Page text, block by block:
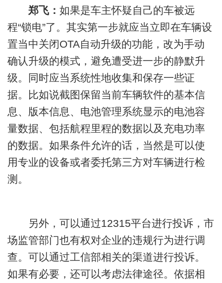
郑飞： 如果是车主怀疑自己的车被远
程“锁电”了。其实第一步就应当立即在车辆设
置当中关闭OTA自动升级的功能，改为手动
确认升级的模式，避免遭受进一步的静默升
级。同时应当系统性地收集和保存一些证
据。比如说截图保留当前车辆软件的基本信
息、版本信息、电池管理系统显示的电池容
量数据、包括航程里程的数据以及充电功率
的数据。如果条件允许的话，当然是可以使
用专业的设备或者委托第三方对车辆进行检
测。
另外，可以通过12315平台进行投诉，市
场监管部门也有权对企业的违规行为进行调
查。可以通过工信部相关的渠道进行投诉。
如果有必要，还可以考虑法律途径。依据相